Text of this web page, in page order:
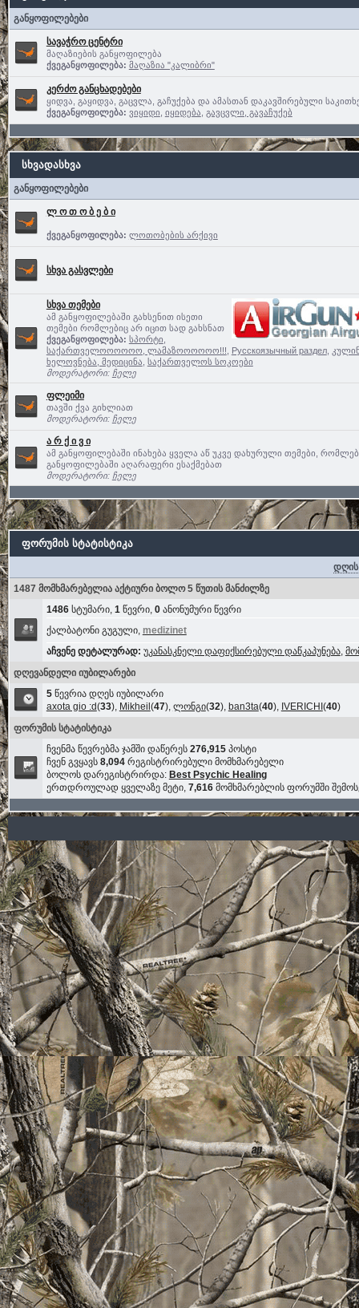
განყოფილებები
სავაჭრო ცენტრი
მაღაზიების განყოფილება
ქვეგანყოფილება: მაღაზია "კალიბრი"
კერძო განცხადებები
ყიდვა, გაყიდვა, გაცვლა, გაჩუქება და ამასთან დაკავშირებული
ქვეგანყოფილება: ვიყიდი იყიდება გავცვლი, გავაჩუქებ
სხვადასხვა
განყოფილებები
ლ ო თ ო ბ ე ბ ი
ქვეგანყოფილება: ლოთობების არქივი
სხვა გასვლები
სხვა თემები
ამ განყოფილებაში გახსენით ისეთი
თემები რომლებიც არ იცით სად გახსნათ
ქვეგანყოფილება: სპორტი
საქართველოოოოოო, ლამაზოოოოოო!!!
Русскоязычный раздел,
ხელოვნება, მედიცინა საქართველოს სოკოები
მოდერატორი: ჩელე
ფლეიმი
თავში ქვა გიხლიათ
მოდერატორი: ჩელე
ა რ ქ ი ვ ი
ამ განყოფილებაში ინახება ყველა აწ უკვე დახურული თემები,
განყოფილებაში აღარაფერი ესაქმებათ
მოდერატორი: ჩელე
ფორუმის სტატისტიკა
დღის
1487 მომხმარებელია აქტიური ბოლო 5 წუთის მანძილზე
1486სტუმარი, 1წევრი, 0ანონუმური წევრი
ქალბატონი გუგული, medizinet
აჩვენე დეტალურად: უკანასკნელი დაფიქსირებული დაწკაპუნება,
დღევანდელი იუბილარები
5წევრია დღეს იუბილარი
axota gio :d(33), Mikheil (47), ლონგი(32), ban3ta(40), IVERICHI (40)
ფორუმის სტატისტიკა
ჩვენმა წევრებმა ჯამში დაწერეს 276,915პოსტი
ჩვენ გვყავს 8,094რეგისტრირებული მომხმარებელი
ბოლოს დარეგისტრირდა: Best Psychic Healing
ერთდროულად ყველაზე მეტი, 7,616მომხმარებლის ფორუმში